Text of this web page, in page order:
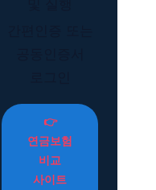
👉
연금보험
비교
사이트